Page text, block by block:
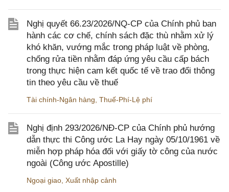
Nghị quyết 66.23/2026/NQ-CP của Chính phủ ban
hành các cơ chế, chính sách đặc thù nhằm xử lý
khó khăn, vướng mắc trong pháp luật về phòng,
chống rửa tiền nhằm đáp ứng yêu cầu cấp bách
trong thực hiện cam kết quốc tế về trao đổi thông
tin theo yêu cầu về thuế
Tài chính-Ngân hàng Thuế-Phí-Lệ phí
Nghị định 293/2026/NĐ-CP của Chính phủ hướng
dẫn thực thi Công ước La Hay ngày 05/10/1961 về
miễn hợp pháp hóa đối với giấy tờ công của nước
ngoài (Công ước Apostille)
Ngoại giao Xuất nhập cảnh